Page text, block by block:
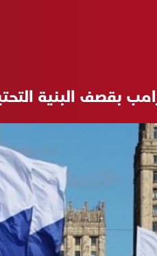
البنية التحتية